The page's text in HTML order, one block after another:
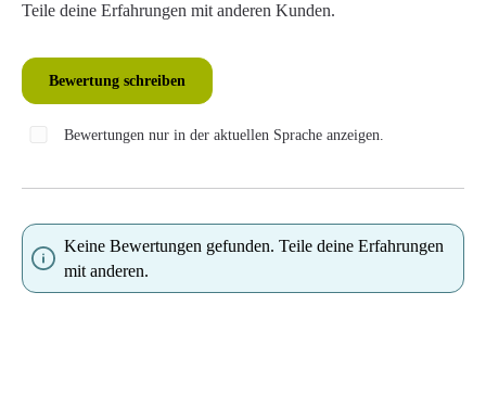
Teile deine Erfahrungen mit anderen Kunden.
Bewertung schreiben
Bewertungen nur in der aktuellen Sprache anzeigen.
Keine Bewertungen gefunden. Teile deine Erfahrungen
mit anderen.